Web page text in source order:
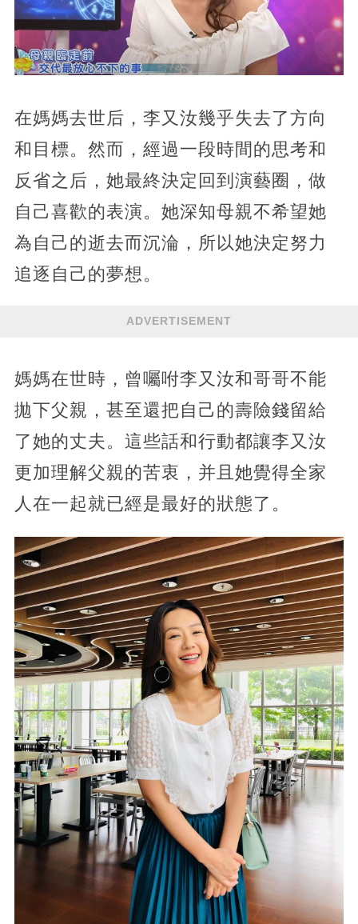
在媽媽去世后，李又汝幾乎失去了方向
和目標。然而，經過一段時間的思考和
反省之后，她最終決定回到演藝圈，做
自己喜歡的表演。她深知母親不希望她
為自己的逝去而沉淪，所以她決定努力
追逐自己的夢想。
ADVERTISEMENT
媽媽在世時，曾囑咐李又汝和哥哥不能
拋下父親，甚至還把自己的壽險錢留給
了她的丈夫。這些話和行動都讓李又汝
更加理解父親的苦衷，并且她覺得全家
人在一起就已經是最好的狀態了。